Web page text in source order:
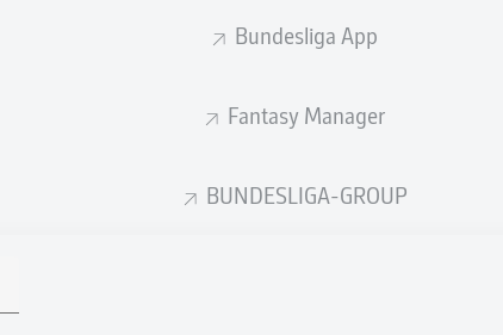
Bundesliga App
Fantasy Manager
BUNDESLIGA-GROUP
إحصائيات موسم 2023/2024